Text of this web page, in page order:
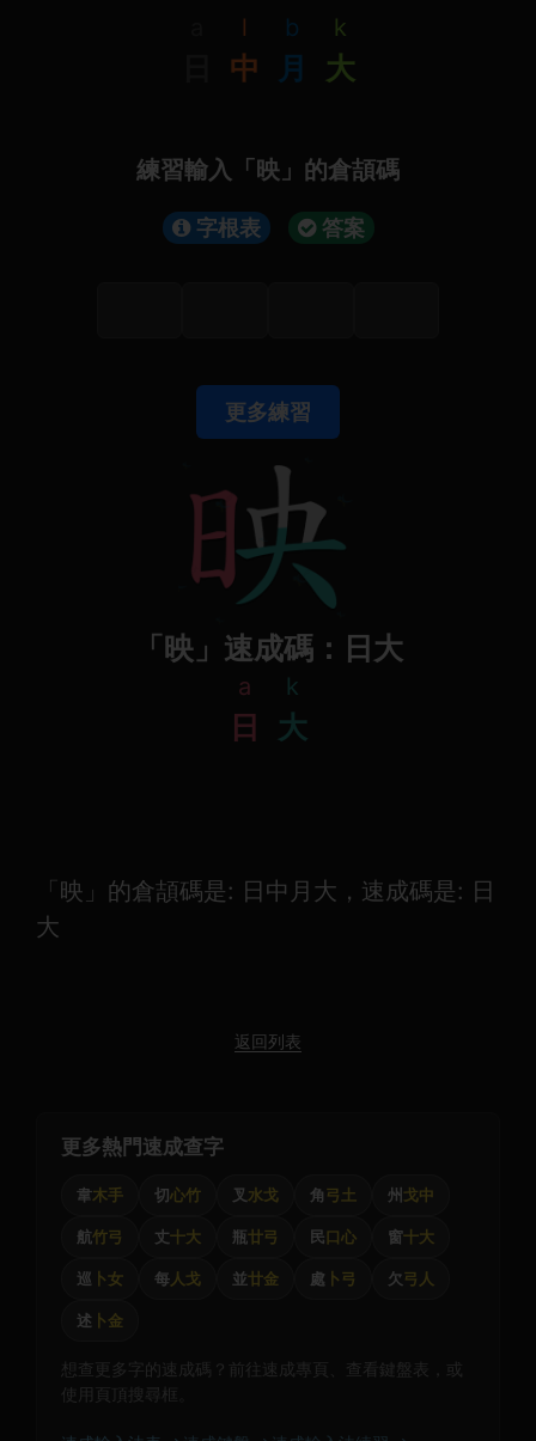
l
中
b
月
k
大
練習輸入「映」的倉頡碼
字根表 答案
更多練習
「映」速成碼：日大
a
日
k
大
「映」的倉頡碼是: 日中月大，速成碼是: 日
大
返回列表
更多熱門速成查字
韋木手 切心竹 叉 水戈 角弓土 州 戈中
航竹弓 丈十大 瓶廿弓 民口心 窗十大
巡 卜女 每人戈 並廿金 處 卜弓 欠弓人
述 卜金
想查更多字的速成碼？前往速成專頁、查看鍵盤表，或
使用頁頂搜尋框。